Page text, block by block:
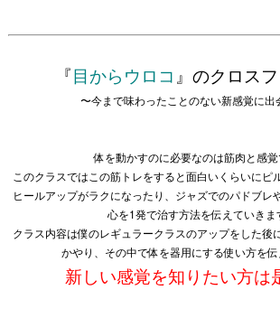
『目からウロコ 』のクロス
〜今まで味わったことのない新感覚に出
体を動かすのに必要なのは筋肉と感覚
このクラスではこの筋トレをすると面白いくらいにピ
ヒールアップがラクになったり、ジャズでのパドブレ
心を1発で治す方法を伝えていきま
クラス内容は僕のレギュラークラスのアップをした後
かやり、その中で体を器用にする使い方を伝
新しい感覚を知りたい方は